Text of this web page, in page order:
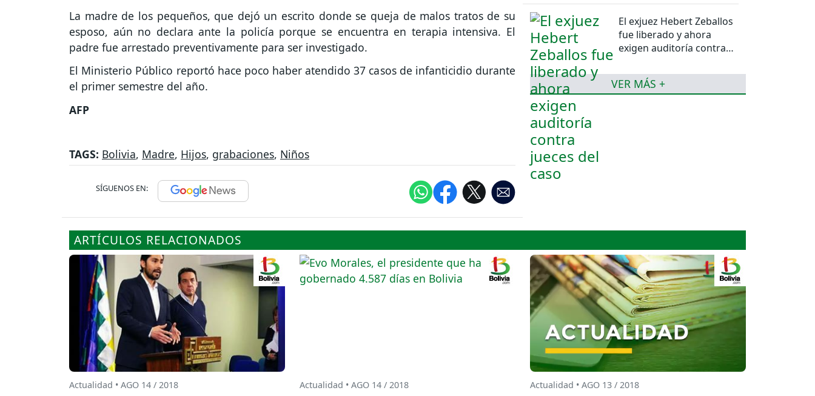
La madre de los pequeños, que dejó un escrito donde se queja de malos tratos de su
esposo, aún no declara ante la policía porque se encuentra en terapia intensiva. El
padre fue arrestado preventivamente para ser investigado.
El Ministerio Público reportó hace poco haber atendido 37 casos de infanticidio durante
el primer semestre del año.
AFP
TAGS: Bolivia, Madre, Hijos, grabaciones, Niños
SÍGUENOS EN:
El exjuez Hebert Zeballos
fue liberado y ahora
exigen auditoría contra
VER MÁS +
ARTÍCULOS RELACIONADOS
Actualidad • AGO 14 / 2018 Actualidad • AGO 14 / 2018 Actualidad • AGO 13 / 2018